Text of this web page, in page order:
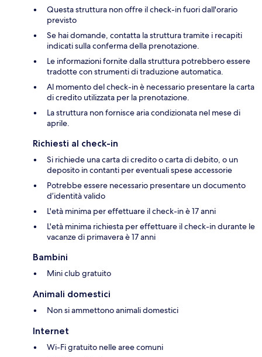
Questa struttura non offre il check-in fuori dall'orario
previsto
Se hai domande, contatta la struttura tramite i recapiti
indicati sulla conferma della prenotazione.
Le informazioni fornite dalla struttura potrebbero essere
tradotte con strumenti di traduzione automatica.
Al momento del check-in è necessario presentare la carta
di credito utilizzata per la prenotazione.
La struttura non fornisce aria condizionata nel mese di
aprile.
Richiesti al check-in
Si richiede una carta di credito o carta di debito, o un
deposito in contanti per eventuali spese accessorie
Potrebbe essere necessario presentare un documento
d’identità valido
L'età minima per effettuare il check-in è 17 anni
L'età minima richiesta per effettuare il check-in durante le
vacanze di primavera è 17 anni
Bambini
Mini club gratuito
Animali domestici
Non si ammettono animali domestici
Internet
Wi-Fi gratuito nelle aree comuni